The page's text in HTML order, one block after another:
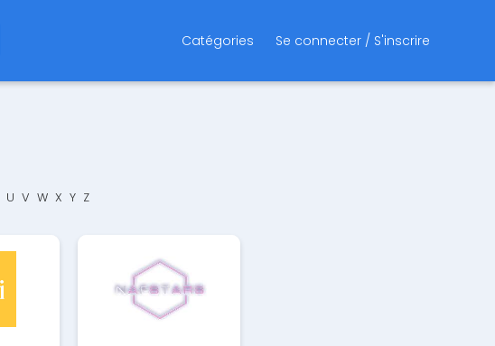
Catégories Se connecter / S'inscrire
U V W X Y Z